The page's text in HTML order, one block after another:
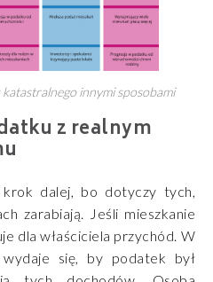
innymi sposobami
z realnym
krok dalej, bo dotyczy tych,
zarabiają. Jeśli mieszkanie
dla właściciela przychód. W
się, by podatek był